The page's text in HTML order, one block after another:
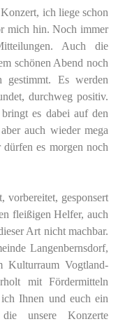
ich liege schon
mich hin. Noch immer
Auch die
schönen Abend noch
gestimmt. Es werden
durchweg positiv.
es dabei auf den
auch wieder mega
es morgen noch
gesponsert
fleißigen Helfer, auch
Art nicht machbar.
Langenbernsdorf,
Kulturraum Vogtland-
mit Fördermitteln
Ihnen und euch ein
die unsere Konzerte